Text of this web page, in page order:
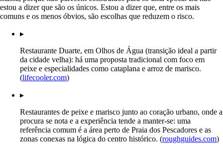
estou a dizer que são os únicos. Estou a dizer que, entre os mais
comuns e os menos óbvios, são escolhas que reduzem o risco.
▸
Restaurante Duarte, em Olhos de Água (transição ideal a partir
da cidade velha): há uma proposta tradicional com foco em
peixe e especialidades como cataplana e arroz de marisco.
(lifecooler.com)
▸
Restaurantes de peixe e marisco junto ao coração urbano, onde a
procura se nota e a experiência tende a manter-se: uma
referência comum é a área perto de Praia dos Pescadores e as
zonas conexas na lógica do centro histórico. (roughguides.com)